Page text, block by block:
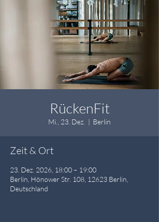
RückenFit
Mi., 23. Dez.
  |
Berlin
Zeit & Ort
23. Dez. 2026, 18:00 – 19:00
Berlin, Hönower Str. 108, 12623 Berlin,
Deutschland